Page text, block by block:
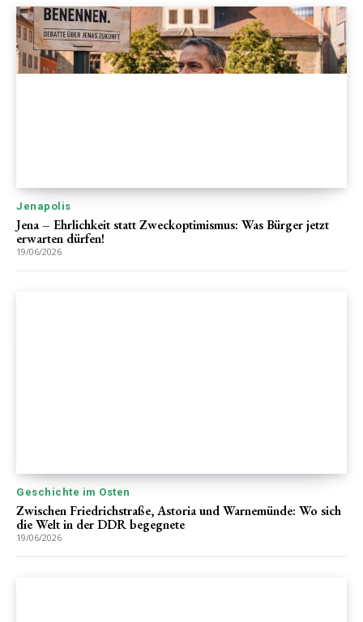
Jenapolis
Jena – Ehrlichkeit statt Zweckoptimismus: Was Bürger jetzt
erwarten dürfen!
19/06/2026
Geschichte im Osten
Zwischen Friedrichstraße, Astoria und Warnemünde: Wo sich
die Welt in der DDR begegnete
19/06/2026